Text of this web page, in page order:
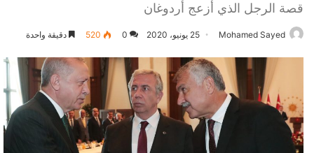
قصة الرجل الذي أزعج أردوغان
Mohamed Sayed 25 يونيو، 2020 0
520 دقيقة واحدة